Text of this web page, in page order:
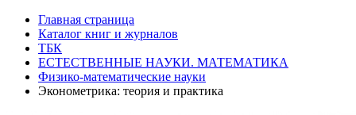
Главная страница
Каталог книг и журналов
ТБК
ЕСТЕСТВЕННЫЕ НАУКИ. МАТЕМАТИКА
Физико-математические науки
Эконометрика: теория и практика